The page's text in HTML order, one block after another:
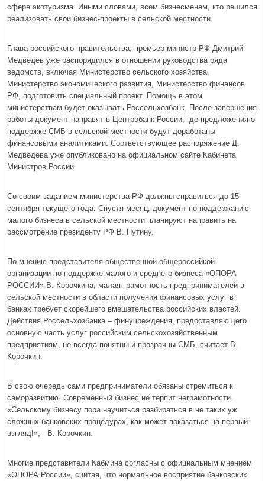
сфере экотуризма. Иными словами, всем бизнесменам, кто решился
реализовать свои бизнес-проекты в сельской местности.
Глава российского правительства, премьер-министр РФ Дмитрий
Медведев уже распорядился в отношении руководства ряда
ведомств, включая Министерство сельского хозяйства,
Министерство экономического развития, Министерство финансов
РФ, подготовить специальный проект. Помощь в этом
министерствам будет оказывать Россельхозбанк. После завершения
работы документ направят в Центробанк России, где предложения о
поддержке СМБ в сельской местности будут доработаны
финансовыми аналитиками. Соответствующее распоряжение Д.
Медведева уже опубликовано на официальном сайте Кабинета
Министров России.
Со своим заданием министерства РФ должны справиться до 15
сентября текущего года. Спустя месяц, документ по поддержанию
малого бизнеса в сельской местности планируют направить на
рассмотрение президенту РФ В. Путину.
По мнению представителя общественной общероссийкой
организации по поддержке малого и среднего бизнеса «ОПОРА
РОССИИ» В. Корочкина, малая грамотность предпринимателей в
сельской местности в области получения финансовых услуг в
банках требует скорейшего вмешательства российских властей.
Действия Россельхозбанка – финучреждения, предоставляющего
основную часть услуг российским сельскохозяйственным
предприятиям, не всегда понятны и прозрачны СМБ, считает В.
Корочкин.
В свою очередь сами предприниматели обязаны стремиться к
саморазвитию. Современный бизнес не терпит неграмотности.
«Сельскому бизнесу пора научиться разбираться в не таких уж
сложных банковских процедурах, как может показаться на первый
взгляд!», - В. Корочкин.
Многие представители Кабмина согласны с официальным мнением
«ОПОРА России», считая, что нормальное восприятие банковских